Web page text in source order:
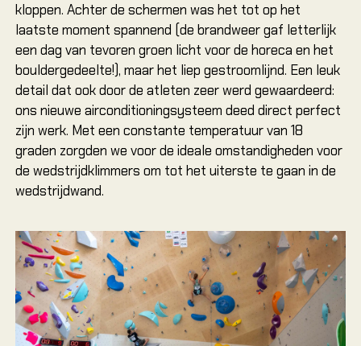
kloppen. Achter de schermen was het tot op het
laatste moment spannend (de brandweer gaf letterlijk
een dag van tevoren groen licht voor de horeca en het
bouldergedeelte!), maar het liep gestroomlijnd. Een leuk
detail dat ook door de atleten zeer werd gewaardeerd:
ons nieuwe airconditioningsysteem deed direct perfect
zijn werk. Met een constante temperatuur van 18
graden zorgden we voor de ideale omstandigheden voor
de wedstrijdklimmers om tot het uiterste te gaan in de
wedstrijdwand.